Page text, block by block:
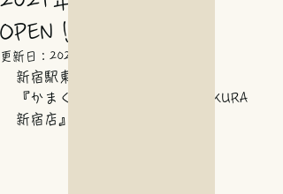
OPEN！！
更新日： 2021年11月10日
新宿駅東口にNEWOPEN！
『かまくら個室ビストロ KAMAKURA
新宿店』